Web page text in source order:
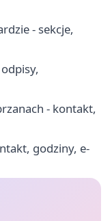
- sekcje,
- kontakt,
godziny, e-